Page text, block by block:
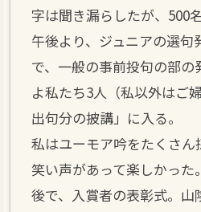
字は聞き漏らしたが、500
午後より、ジュニアの選句
で、一般の事前投句の部の
よ私たち3人（私以外はご
出句分の披講」に入る。
私はユーモア吟をたくさ
笑い声があって楽しかっ
後で、入賞者の表彰式。